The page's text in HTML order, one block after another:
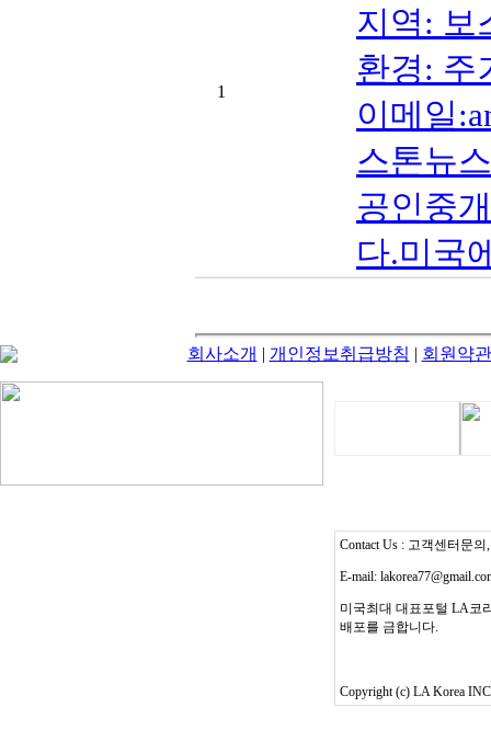
1
지역: 보
환경: 주
이메일
스톤뉴
공인중
다.미국
회사소개 | 개인정보취급방침 | 회원약관
Contact Us : 고객센터문의
E-mail:
미국최대 대표포털 LA코
배포를 금합니다.
Copyright (c) LA Korea